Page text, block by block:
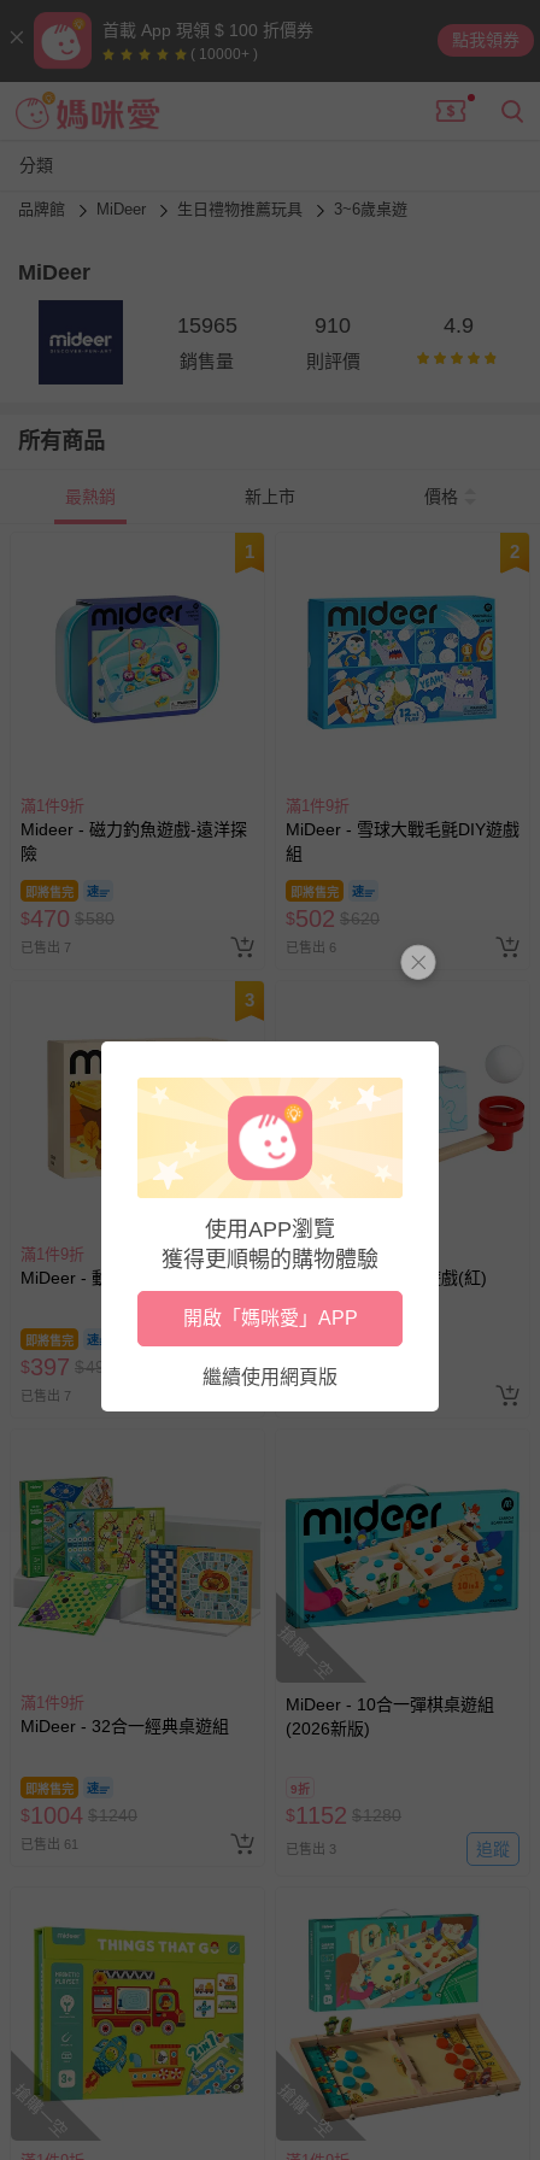
首載 App 現領 $ 100 折價券
( 10000+ )
點我領券
分類
品牌館 MiDeer 生日禮物推薦玩具 3~6歲桌遊
MiDeer
15965
銷售量
910
則評價
4.9
所有商品
最熱銷 新上市 價格
1
滿1件9折
Mideer - 磁力釣魚遊戲-遠洋探
險
即將售完
$470 $580
已售出 7
2
滿1件9折
MiDeer - 雪球大戰毛氈DIY遊戲
組
即將售完
$502 $620
已售出 6
3
滿1件9折
MiDeer - 動物儲糧桌遊大作戰
即將售完
$397 $490
已售出 7
滿1件9折
MiDeer - 懸浮吹球遊戲(紅)
$81 $
滿1件9折
MiDeer - 32合一經典桌遊組
即將售完
$1004 $1240
已售出 61
搶購一空
MiDeer - 10合一彈棋桌遊組
(2026新版)
9折
$1152 $1280
已售出 3 追蹤
搶購一空 搶購一空
使用APP瀏覽
獲得更順暢的購物體驗
開啟「媽咪愛」APP
繼續使用網頁版